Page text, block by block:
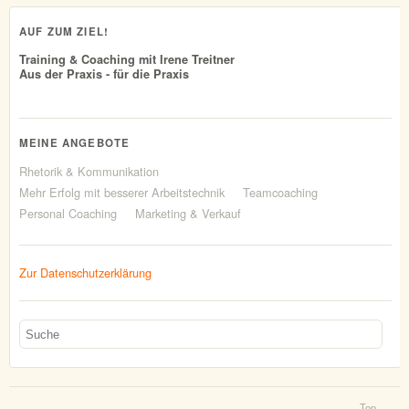
AUF ZUM ZIEL!
Training & Coaching mit Irene Treitner
Aus der Praxis - für die Praxis
MEINE ANGEBOTE
Rhetorik & Kommunikation
Mehr Erfolg mit besserer Arbeitstechnik
Teamcoaching
Personal Coaching
Marketing & Verkauf
Zur Datenschutzerklärung